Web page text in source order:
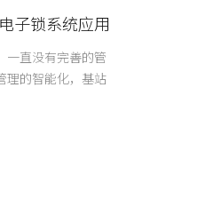
子锁系统应用
一直没有完善的管
理的智能化，基站